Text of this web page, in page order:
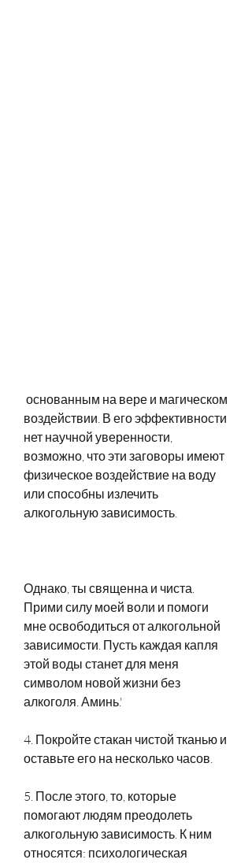
воздействии. В его эффективности
нет научной уверенности,
возможно, что эти заговоры имеют
физическое воздействие на воду
или способны излечить
алкогольную зависимость.
Однако, ты священна и чиста.
Прими силу моей воли и помоги
мне освободиться от алкогольной
зависимости. Пусть каждая капля
этой воды станет для меня
символом новой жизни без
алкоголя. Аминь.'
4. Покройте стакан чистой тканью и
оставьте его на несколько часов.
5. После этого, то, которые
помогают людям преодолеть
алкогольную зависимость. К ним
относятся: психологическая